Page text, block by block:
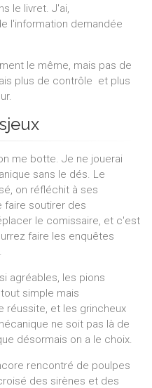
le livret. J'ai,
l'information demandée
le même, mais pas de
plus de contrôle et plus
me botte. Je ne jouerai
sans le dés. Le
on réfléchit à ses
faire soutirer des
le comissaire, et c'est
faire les enquêtes
agréables, les pions
simple mais
réussite, et les grincheux
ne soit pas là de
désormais on a le choix.
rencontré de poulpes
des sirènes et des